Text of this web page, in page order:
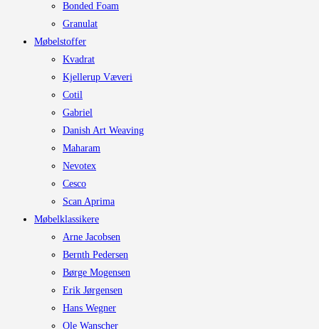
Bonded Foam
Granulat
Møbelstoffer
Kvadrat
Kjellerup Væveri
Cotil
Gabriel
Danish Art Weaving
Maharam
Nevotex
Cesco
Scan Aprima
Møbelklassikere
Arne Jacobsen
Bernth Pedersen
Børge Mogensen
Erik Jørgensen
Hans Wegner
Ole Wanscher